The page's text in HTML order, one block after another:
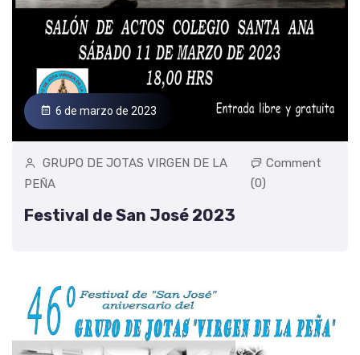
6 de marzo de 2023
GRUPO DE JOTAS VIRGEN DE LA
PEÑA
Comment
(0)
Festival de San José 2023